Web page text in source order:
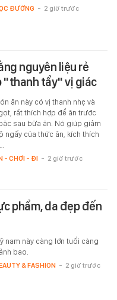
ĐƯỜNG - 2 giờ trước
nguyên liệu rẻ
"thanh tẩy" vị giác
ăn này có vị thanh nhẹ và
rất thích hợp để ăn trước
sau bữa ăn. Nó giúp giảm
ngấy của thức ăn, kích thích
- CHƠI - ĐI - 2 giờ trước
phẩm, da đẹp đến
nam này càng lớn tuổi càng
bao.
& FASHION - 2 giờ trước